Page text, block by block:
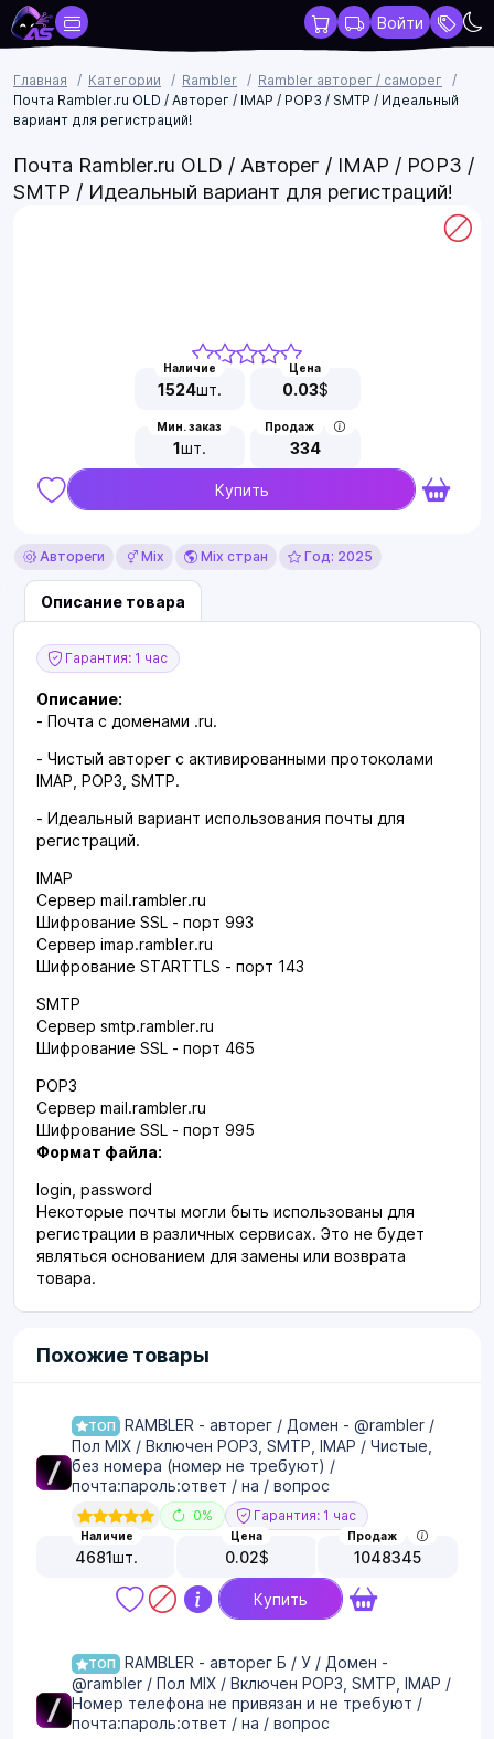
Войти
Главная Категории Rambler
Rambler авторег / саморег
Почта Rambler.ru OLD / Авторег / IMAP / POP3 / SMTP / Идеальный
вариант для регистраций!
Почта Rambler.ru OLD / Авторег / IMAP / POP3 /
SMTP / Идеальный вариант для регистраций!
Наличие
1524шт.
Цена
0.03$
Мин. заказ
1шт.
Продаж
334
Купить
Автореги Mix Mix стран Год: 2025
Описание товара
Гарантия: 1 час
Описание:
- Почта с доменами .ru.
- Чистый авторег с активированными протоколами
IMAP, POP3, SMTP.
- Идеальный вариант использования почты для
регистраций.
IMAP
Сервер mail.rambler.ru
Шифрование SSL - порт 993
Сервер imap.rambler.ru
Шифрование STARTTLS - порт 143
SMTP
Сервер smtp.rambler.ru
Шифрование SSL - порт 465
POP3
Сервер mail.rambler.ru
Шифрование SSL - порт 995
Формат файла:
login, password
Некоторые почты могли быть использованы для
регистрации в различных сервисах. Это не будет
являться основанием для замены или возврата
товара.
Похожие товары
ТОП
RAMBLER - авторег / Домен - @rambler /
Пол MIX / Включен POP3, SMTP, IMAP / Чистые,
без номера (номер не требуют) /
почта:пароль:ответ / на / вопрос
0% Гарантия: 1 час
Наличие
4681шт.
Цена
0.02$
Продаж
1048345
Купить
ТОП
RAMBLER - авторег Б / У / Домен -
@rambler / Пол MIX / Включен POP3, SMTP, IMAP /
Номер телефона не привязан и не требуют /
почта:пароль:ответ / на / вопрос